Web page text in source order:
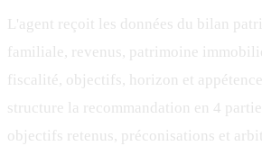
L'agent reçoit les données du bilan
familiale, revenus, patrimoine
fiscalité, objectifs, horizon et
structure la recommandation en 4
objectifs retenus, préconisations et